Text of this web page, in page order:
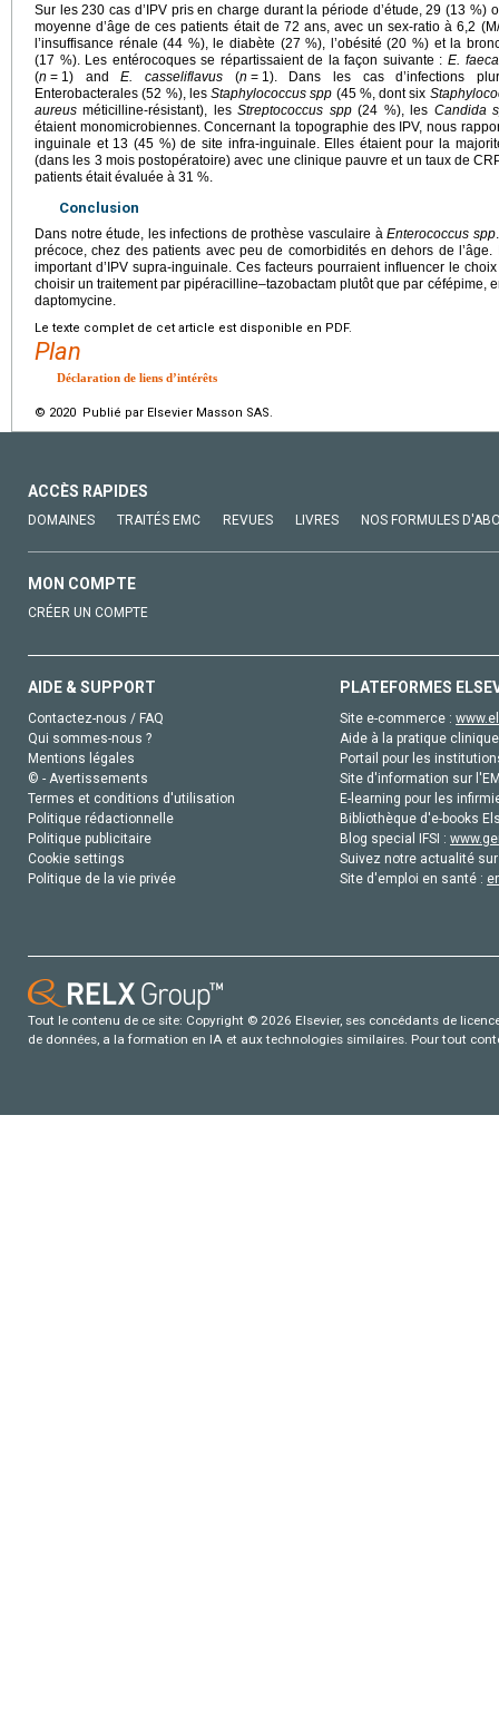
Sur les 230 cas d’IPV pris en charge durant la période d’étude, 29 (13 %)
moyenne d’âge de ces patients était de 72 ans, avec un sex-ratio à 6,2
l’insuffisance rénale (44 %), le diabète (27 %), l’obésité (20 %) et la
(17 %). Les entérocoques se répartissaient de la façon suivante :E.
(n = 1) andE. casseliflavus (n = 1). Dans les cas d’infections
Enterobacterales (52 %), lesStaphylococcus spp (45 %, dont six
aureus méticilline-résistant), lesStreptococcus spp(24 %), les Candida
étaient monomicrobiennes. Concernant la topographie des IPV, nous
inguinale et 13 (45 %) de site infra-inguinale. Elles étaient pour la
(dans les 3 mois postopératoire) avec une clinique pauvre et un taux de
patients était évaluée à 31 %.
Conclusion
Dans notre étude, les infections de prothèse vasculaire àEnterococcus spp
précoce, chez des patients avec peu de comorbidités en dehors de
important d’IPV supra-inguinale. Ces facteurs pourraient influencer le
choisir un traitement par pipéracilline–tazobactam plutôt que par céfépime,
daptomycine.
Le texte complet de cet article est disponible en PDF.
Plan
Déclaration de liens d’intérêts
© 2020 Publié par Elsevier Masson SAS.
ACCÈS RAPIDES
DOMAINES TRAITÉS EMC REVUES LIVRES NOS FORMULES
MON COMPTE
CRÉER UN COMPTE
AIDE & SUPPORT
Contactez-nous / FAQ
Qui sommes-nous ?
Mentions légales
© - Avertissements
Termes et conditions d'utilisation
Politique rédactionnelle
Politique publicitaire
Cookie settings
Politique de la vie privée
PLATEFORMES
Site e-commerce :
Aide à la pratique
Portail pour les
Site d'information sur
E-learning pour les
Bibliothèque d'e-books
Blog special IFSI :
Suivez notre actualité
Site d'emploi en santé :
Tout le contenu de ce site: Copyright © 2026 Elsevier, ses concédants de
de données, a la formation en IA et aux technologies similaires. Pour tout